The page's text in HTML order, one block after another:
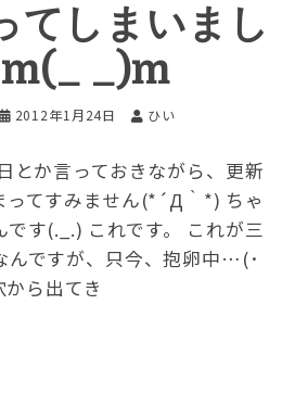
てしまいまし
_)m
2012年1月24日 ひい
とか言っておきながら、更新
ってすみません(*´Д｀*) ちゃ
です(._.) これです。 これが三
んですが、只今、抱卵中…(･
ら出てき